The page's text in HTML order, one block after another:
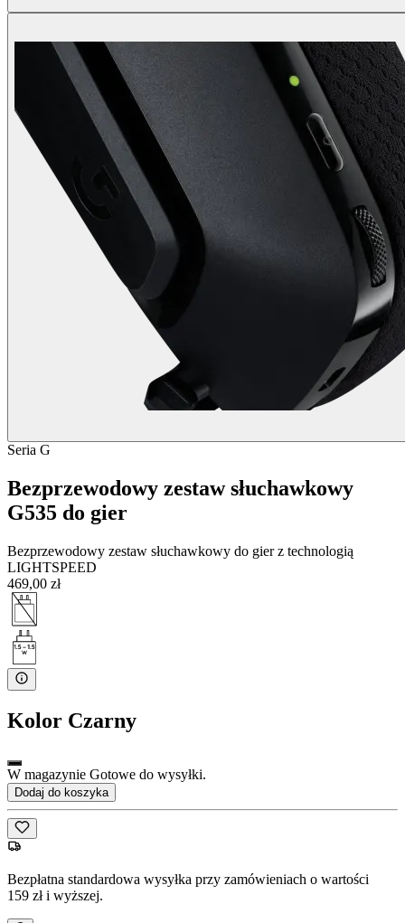
Seria G
Bezprzewodowy zestaw słuchawkowy
G535 do gier
Bezprzewodowy zestaw słuchawkowy do gier z technologią
LIGHTSPEED
469,00 zł
Kolor Czarny
W magazynie Gotowe do wysyłki.
Dodaj do koszyka
Bezpłatna standardowa wysyłka przy zamówieniach o wartości
159 zł i wyższej.